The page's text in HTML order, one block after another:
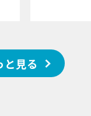
と見る